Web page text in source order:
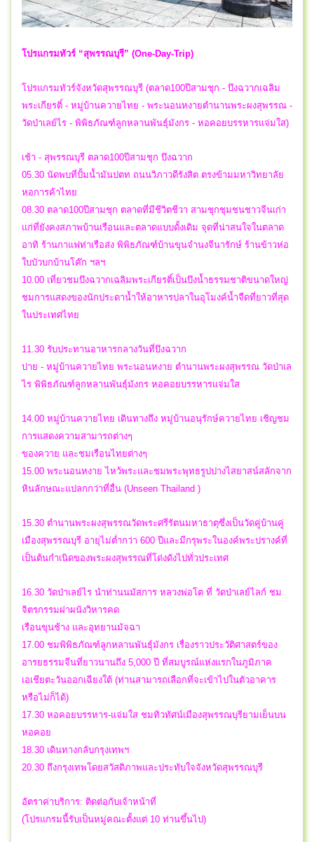
โปรแกรมทัวร์ “สุพรรณบุรี” (One-Day-Trip)
โปรแกรมทัวร์จังหวัดสุพรรณบุรี (ตลาด100ปีสามชุก - บึงฉวากเฉลิม
พระเกียรติ์ - หมู่บ้านควายไทย - พระนอนหงายตำนานพระผงสุพรรณ -
วัดป่าเลย์ไร - พิพิธภัณฑ์ลูกหลานพันธุ์มังกร - หอคอยบรรหารแจ่มใส)
เช้า - สุพรรณบุรี ตลาด100ปีสามชุก บึงฉวาก
05.30 นัดพบที่ปั้มน้ำมันปตท ถนนวิภาวดีรังสิต ตรงข้ามมหาวิทยาลัย
หอการค้าไทย
08.30 ตลาด100ปีสามชุก ตลาดที่มีชีวิตชีวา สามชุกชุมชนชาวจีนเก่า
แก่ที่ยังคงสภาพบ้านเรือนและตลาดแบบดั้งเดิม จุดที่น่าสนใจในตลาด
อาทิ ร้านกาแฟท่าเรือส่ง พิพิธภัณฑ์บ้านขุนจำนงจีนารักษ์ ร้านข้าวห่อ
ใบบัวบกบ้านโค๊ก ฯลฯ
10.00 เที่ยวชมบึงฉวากเฉลิมพระเกียรติ์เป็นบึงน้ำธรรมชาติขนาดใหญ่
ชมการแสดงของนักประดาน้ำให้อาหารปลาในอุโมงค์น้ำจืดที่ยาวที่สุด
ในประเทศไทย
11.30 รับประทานอาหารกลางวันที่บึงฉวาก
บ่าย - หมู่บ้านควายไทย พระนอนหงาย ตำนานพระผงสุพรรณ วัดป่าเล
ไร พิพิธภัณฑ์ลูกหลานพันธุ์มังกร หอคอยบรรหารแจ่มใส
14.00 หมู่บ้านควายไทย เดินทางถึง หมู่บ้านอนุรักษ์ควายไทย เชิญชม
การแสดงความสามารถต่างๆ
ของควาย และชมเรือนไทยต่างๆ
15.00 พระนอนหงาย ไหว้พระและชมพระพุทธรูปปางไสยาสน์สลักจาก
หินลักษณะแปลกกว่าที่อื่น (Unseen Thailand )
15.30 ตำนานพระผงสุพรรณวัดพระศรีรัตนมหาธาตุซึ่งเป็นวัดคู่บ้านคู่
เมืองสุพรรณบุรี อายุไม่ต่ำกว่า 600 ปีและมีกรุพระในองค์พระปรางค์ที่
เป็นต้นกำเนิดของพระผงสุพรรณที่โด่งดังไปทั่วประเทศ
16.30 วัดป่าเลย์ไร นำท่านนมัสการ หลวงพ่อโต ที่ วัดป่าเลย์ไลก์ ชม
จิตรกรรมฝาผนังวิหารคด
เรือนขุนช้าง และอุทยานมัจฉา
17.00 ชมพิพิธภัณฑ์ลูกหลานพันธุ์มังกร เรื่องราวประวัติศาสตร์ของ
อารยธรรมจีนที่ยาวนานถึง 5,000 ปี ที่สมบูรณ์แห่งแรกในภูมิภาค
เอเชียตะวันออกเฉียงใต้ (ท่านสามารถเลือกที่จะเข้าไปในตัวอาคาร
หรือไม่ก็ได้)
17.30 หอคอยบรรหาร-แจ่มใส ชมทิวทัศน์เมืองสุพรรณบุรียามเย็นบน
หอคอย
18.30 เดินทางกลับกรุงเทพฯ
20.30 ถึงกรุงเทพโดยสวัสดิภาพและประทับใจจังหวัดสุพรรณบุรี
อัตราค่าบริการ: ติดต่อกับเจ้าหน้าที่
(โปรแกรมนี้รับเป็นหมู่คณะตั้งแต่ 10 ท่านขึ้นไป)